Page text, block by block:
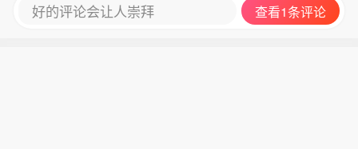
好的评论会让人崇拜 查看1条评论